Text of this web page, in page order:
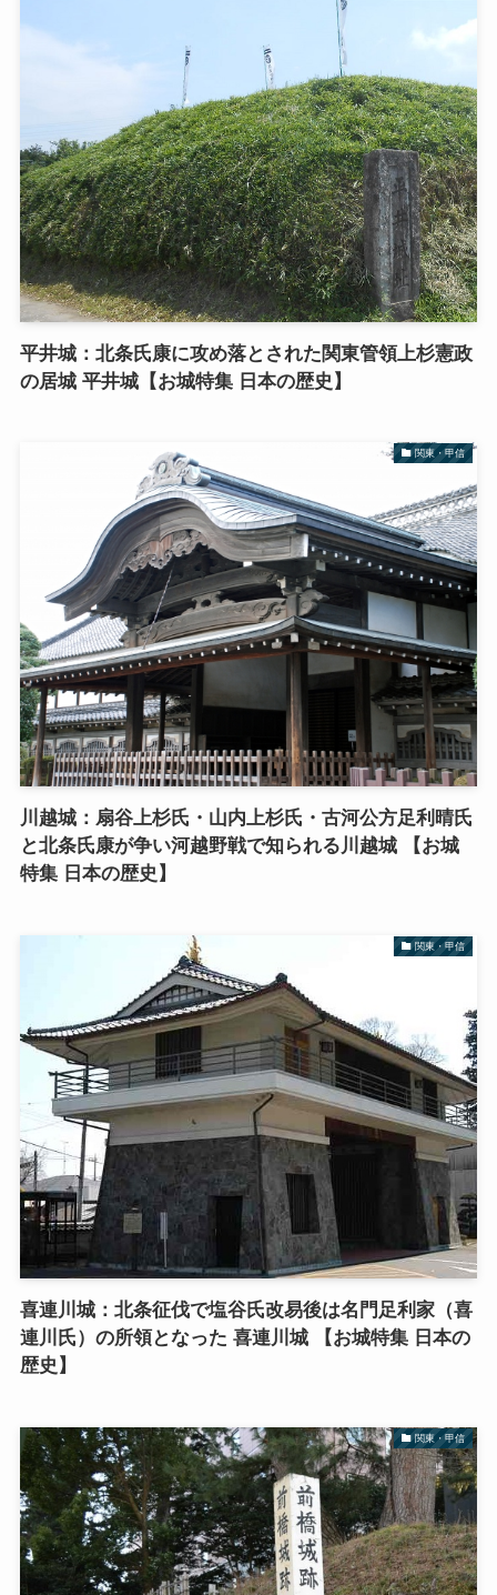
平井城：北条氏康に攻め落とされた関東管領上杉憲政
の居城 平井城【お城特集 日本の歴史】
関東・甲信
川越城：扇谷上杉氏・山内上杉氏・古河公方足利晴氏
と北条氏康が争い河越野戦で知られる川越城 【お城
特集 日本の歴史】
関東・甲信
喜連川城：北条征伐で塩谷氏改易後は名門足利家（喜
連川氏）の所領となった 喜連川城 【お城特集 日本の
歴史】
関東・甲信